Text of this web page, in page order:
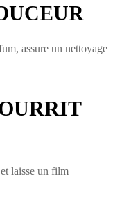
assure un nettoyage
laisse un film